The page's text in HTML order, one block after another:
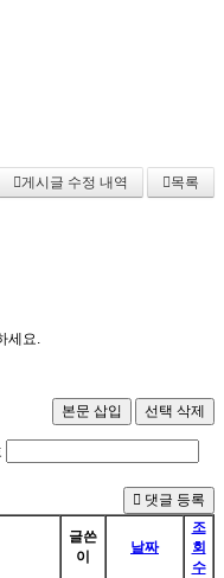
게시글 수정 내역 목록
세요.
댓글 등록
글쓴
이
날짜
조
회
수